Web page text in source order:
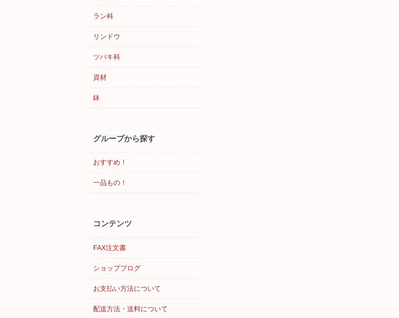
ラン科
リンドウ
ツバキ科
資材
鉢
グループから探す
おすすめ！
一品もの！
コンテンツ
FAX注文書
ショップブログ
お支払い方法について
配送方法・送料について